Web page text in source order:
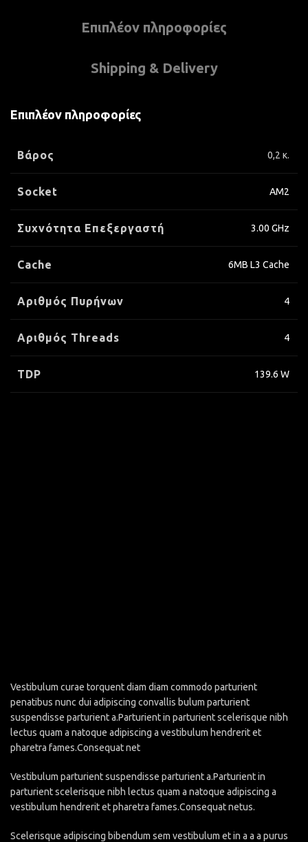
Επιπλέον πληροφορίες
Shipping & Delivery
Επιπλέον πληροφορίες
Βάρος 0,2 κ.
Socket AM2
Συχνότητα Επεξεργαστή 3.00 GHz
Cache 6MB L3 Cache
Αριθμός Πυρήνων 4
Αριθμός Threads 4
TDP 139.6 W
Vestibulum curae torquent diam diam commodo parturient
penatibus nunc dui adipiscing convallis bulum parturient
suspendisse parturient a.Parturient in parturient scelerisque nibh
lectus quam a natoque adipiscing a vestibulum hendrerit et
pharetra fames.Consequat net
Vestibulum parturient suspendisse parturient a.Parturient in
parturient scelerisque nibh lectus quam a natoque adipiscing a
vestibulum hendrerit et pharetra fames.Consequat netus.
Scelerisque adipiscing bibendum sem vestibulum et in a a a purus